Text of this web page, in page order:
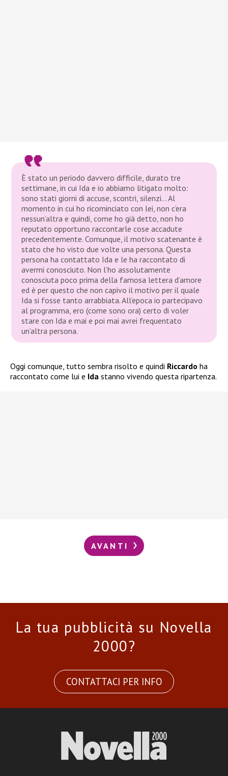
È stato un periodo davvero difficile, durato tre
settimane, in cui Ida e io abbiamo litigato molto:
sono stati giorni di accuse, scontri, silenzi… Al
momento in cui ho ricominciato con lei, non c’era
nessun’altra e quindi, come ho già detto, non ho
reputato opportuno raccontarle cose accadute
precedentemente. Comunque, il motivo scatenante è
stato che ho visto due volte una persona. Questa
persona ha contattato Ida e le ha raccontato di
avermi conosciuto. Non l’ho assolutamente
conosciuta poco prima della famosa lettera d’amore
ed è per questo che non capivo il motivo per il quale
Ida si fosse tanto arrabbiata. All’epoca io partecipavo
al programma, ero (come sono ora) certo di voler
stare con Ida e mai e poi mai avrei frequentato
un’altra persona.
Oggi comunque, tutto sembra risolto e quindi Riccardo ha
raccontato come lui e Ida stanno vivendo questa ripartenza.
AVANTI
La tua pubblicità su Novella
2000?
CONTATTACI PER INFO